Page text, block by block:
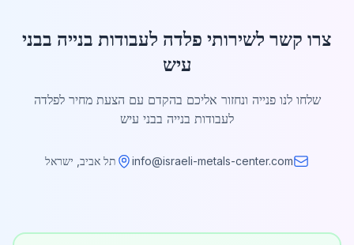
צרו קשר לשירותי פלדה לעבודות בנייה בבני
עיש
שלחו לנו פנייה ונחזור אליכם בהקדם עם הצעת מחיר לפלדה
לעבודות בנייה בבני עיש
info@israeli-metals-center.com תל אביב, ישראל